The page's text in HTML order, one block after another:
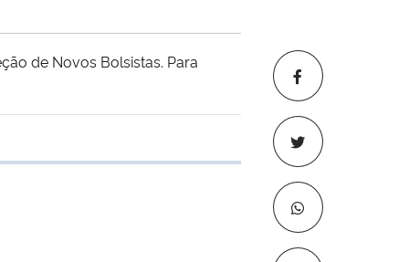
de Novos Bolsistas. Para
transferência